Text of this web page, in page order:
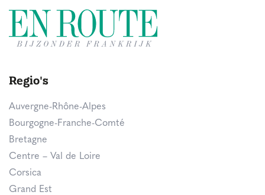
Regio's
Auvergne-Rhône-Alpes
Bourgogne-Franche-Comté
Bretagne
Centre – Val de Loire
Corsica
Grand Est